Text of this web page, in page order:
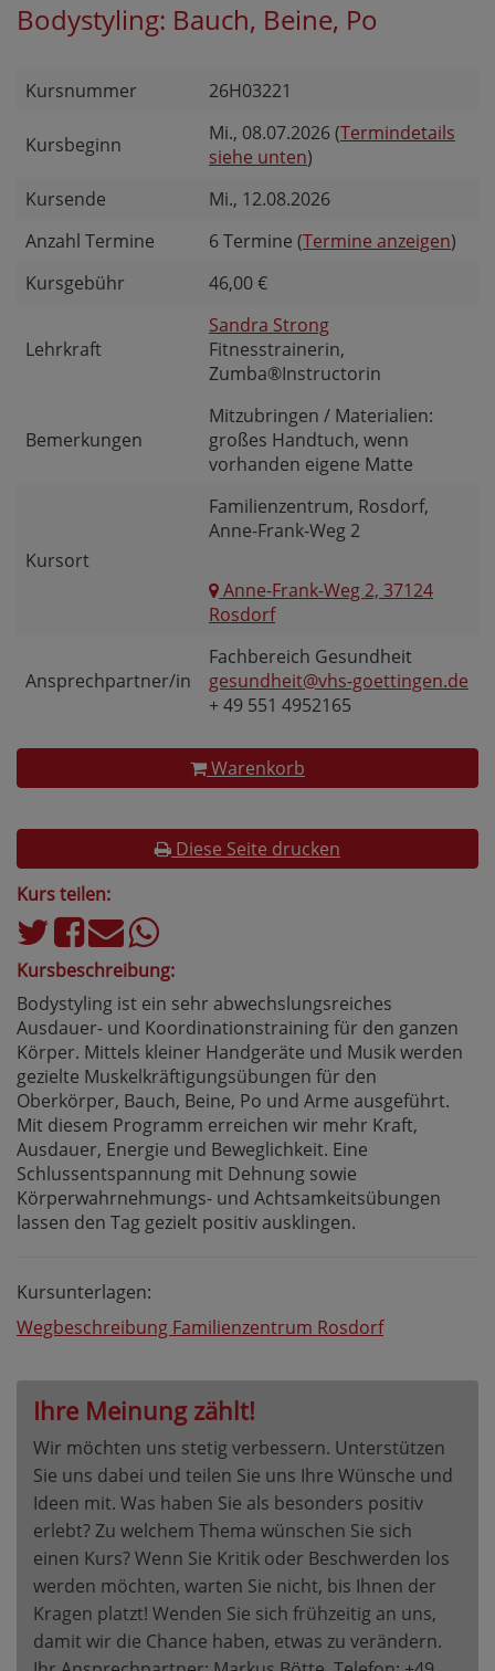
Bodystyling: Bauch, Beine, Po
Kursnummer 26H03221
Kursbeginn Mi., 08.07.2026 (Termindetails
siehe unten)
Kursende
Mi., 12.08.2026
Anzahl Termine
6 Termine (Termine anzeigen)
Kursgebühr
46,00 €
Lehrkraft
Sandra Strong
Fitnesstrainerin,
Zumba®Instructorin
Bemerkungen
Mitzubringen / Materialien:
großes Handtuch, wenn
vorhanden eigene Matte
Kursort
Familienzentrum, Rosdorf,
Anne-Frank-Weg 2
Anne-Frank-Weg 2, 37124
Rosdorf
Ansprechpartner/in
Fachbereich Gesundheit
gesundheit@vhs-goettingen.de
+ 49 551 4952165
Warenkorb
Diese Seite drucken
Kurs teilen:
Kursbeschreibung:
Bodystyling ist ein sehr abwechslungsreiches
Ausdauer- und Koordinationstraining für den ganzen
Körper. Mittels kleiner Handgeräte und Musik werden
gezielte Muskelkräftigungsübungen für den
Oberkörper, Bauch, Beine, Po und Arme ausgeführt.
Mit diesem Programm erreichen wir mehr Kraft,
Ausdauer, Energie und Beweglichkeit. Eine
Schlussentspannung mit Dehnung sowie
Körperwahrnehmungs- und Achtsamkeitsübungen
lassen den Tag gezielt positiv ausklingen.
Kursunterlagen:
Wegbeschreibung Familienzentrum Rosdorf
Ihre Meinung zählt!
Wir möchten uns stetig verbessern. Unterstützen
Sie uns dabei und teilen Sie uns Ihre Wünsche und
Ideen mit. Was haben Sie als besonders positiv
erlebt? Zu welchem Thema wünschen Sie sich
einen Kurs? Wenn Sie Kritik oder Beschwerden los
werden möchten, warten Sie nicht, bis Ihnen der
Kragen platzt! Wenden Sie sich frühzeitig an uns,
damit wir die Chance haben, etwas zu verändern.